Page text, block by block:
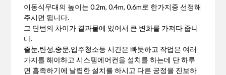
이동식무대의 높이는 0.2m, 0.4m, 0.6m로 한가지중 선정해
주시면 됩니다.
그 단번의 차이가 결과물에 있어서 큰 변화를 가져다 줍니
다.
줄눈,탄성,중문,입주청소등 시간은 빠듯하고 작업은 여러
가지를 해야하고 시스템에어컨을 설치를 하는데 단 하루
면 흡족하기에 날렵한 설치를 하시고 다른 공정을 진보하